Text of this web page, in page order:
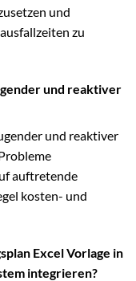
und
zu
und reaktiver
und reaktiver
auftretende
kosten- und
Excel Vorlage in
integrieren?